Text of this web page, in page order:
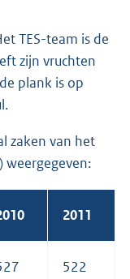
TES-team is de
zijn vruchten
plank is op
zaken van het
weergegeven:
2011
522